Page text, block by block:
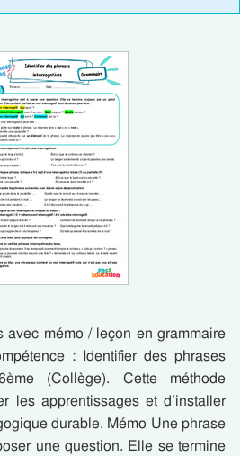
avec mémo / leçon en grammaire
: Identifier des phrases
(Collège). Cette méthode
les apprentissages et d’installer
durable. Mémo Une phrase
une question. Elle se termine